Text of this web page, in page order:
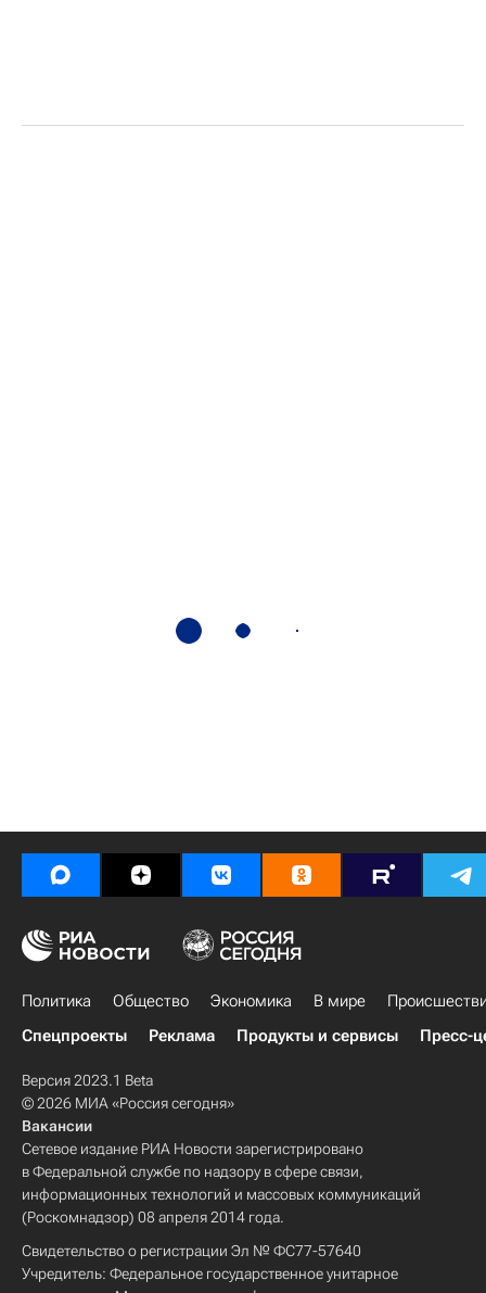
Политика Общество Экономика В мире
Спецпроекты
Реклама Продукты и сервисы Пресс-
Версия 2023.1 Beta
© 2026 МИА «Россия сегодня»
Вакансии
Сетевое издание РИА Новости зарегистрировано
в Федеральной службе по надзору в сфере связи,
информационных технологий и массовых коммуникаций
(Роскомнадзор) 08 апреля 2014 года.
Свидетельство о регистрации Эл № ФС77-57640
Учредитель: Федеральное государственное унитарное